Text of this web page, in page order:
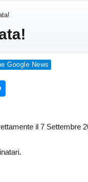
Google News
il 7 Settembre